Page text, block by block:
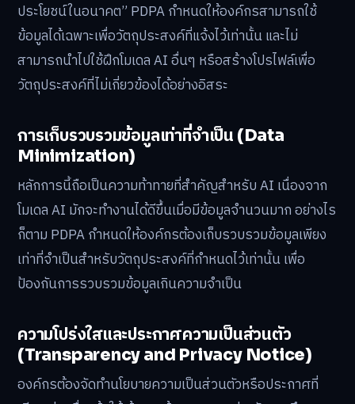
ประโยชน์ในอนาคต” PDPA กำหนดให้องค์กรสามารถใช้
ข้อมูลได้เฉพาะเพื่อวัตถุประสงค์ที่แจ้งไว้เท่านั้น และไม่
สามารถนำไปใช้ฝึกโมเดล AI อื่นๆ หรือสร้างโปรไฟล์เพื่อ
วัตถุประสงค์ที่ไม่เกี่ยวข้องได้อย่างอิสระ
การเก็บรวบรวมข้อมูลเท่าที่จำเป็น (Data
Minimization)
หลักการนี้ถือเป็นความท้าทายที่สำคัญสำหรับ AI เนื่องจาก
โมเดล AI มักจะทำงานได้ดีขึ้นเมื่อมีข้อมูลจำนวนมาก อย่างไร
ก็ตาม PDPA กำหนดให้องค์กรต้องเก็บรวบรวมข้อมูลเพียง
เท่าที่จำเป็นสำหรับวัตถุประสงค์ที่กำหนดไว้เท่านั้น เพื่อ
ป้องกันการรวบรวมข้อมูลเกินความจำเป็น
ความโปร่งใสและประกาศความเป็นส่วนตัว
(Transparency and Privacy Notice)
องค์กรต้องจัดทำนโยบายความเป็นส่วนตัวหรือประกาศที่